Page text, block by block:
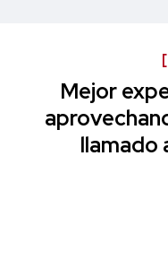
Mejor
llamado